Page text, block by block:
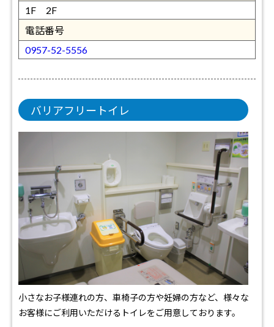
1F 2F
電話番号
0957-52-5556
バリアフリートイレ
小さなお子様連れの方、車椅子の方や妊婦の方など、様々な
お客様にご利用いただけるトイレをご用意しております。